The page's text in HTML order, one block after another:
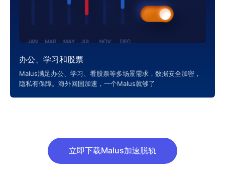
办公、学习和股票
Malus满足办公、学习、看股票等多场景需求，数据安全加密，
隐私有保障。海外回国加速，一个Malus就够了
立即下载Malus加速脱轨